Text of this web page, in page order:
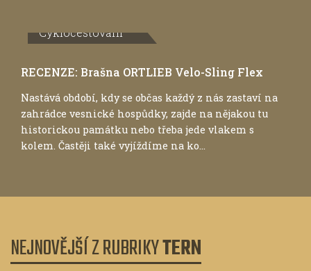
Cyklocestování
RECENZE: Brašna ORTLIEB Velo-Sling Flex
Nastává období, kdy se občas každý z nás zastaví na
zahrádce vesnické hospůdky, zajde na nějakou tu
historickou památku nebo třeba jede vlakem s
kolem. Častěji také vyjíždíme na ko...
NEJNOVĚJŠÍ Z RUBRIKYTERN